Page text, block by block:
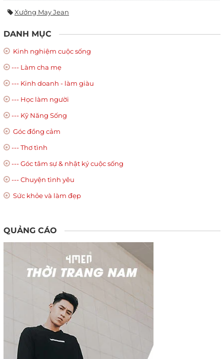
Xưởng May Jean
DANH MỤC
Kinh nghiệm cuộc sống
--- Làm cha mẹ
--- Kinh doanh - làm giàu
--- Học làm người
--- Kỹ Năng Sống
Góc đồng cảm
--- Thơ tình
--- Góc tâm sự & nhật ký cuộc sống
--- Chuyện tình yêu
Sức khỏe và làm đẹp
QUẢNG CÁO